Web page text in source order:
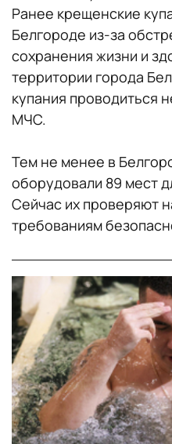
Ранее крещенские
Белгороде из-за
сохранения жизни и
территории города
купания проводиться
МЧС.
Тем не менее в
оборудовали 89 мест
Сейчас их проверяют
требованиям